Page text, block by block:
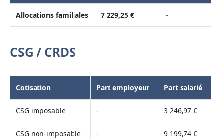
Allocations familiales 7 229,25 € -
CSG / CRDS
Cotisation Part employeur Part salarié
CSG imposable - 3 246,97 €
CSG non-imposable - 9 199,74 €